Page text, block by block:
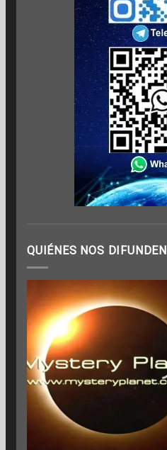
QUIÉNES NOS DIFUNDEN